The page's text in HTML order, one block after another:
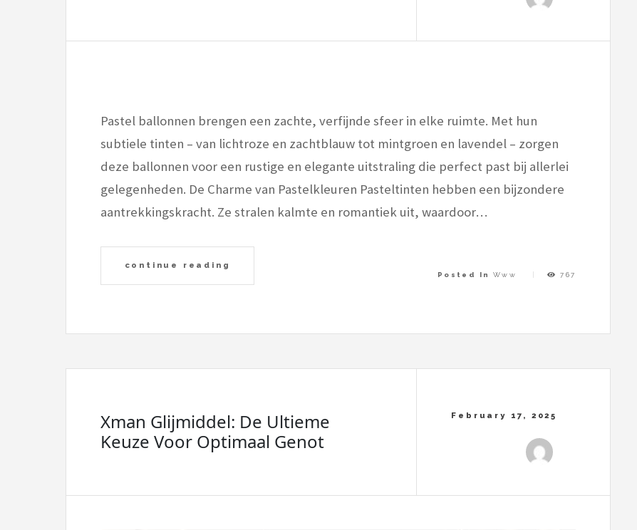
Pastel ballonnen brengen een zachte, verfijnde sfeer in elke ruimte. Met hun
subtiele tinten – van lichtroze en zachtblauw tot mintgroen en lavendel – zorgen
deze ballonnen voor een rustige en elegante uitstraling die perfect past bij allerlei
gelegenheden. De Charme van Pastelkleuren Pasteltinten hebben een bijzondere
aantrekkingskracht. Ze stralen kalmte en romantiek uit, waardoor…
continue reading
Posted In Www 767
Xman Glijmiddel: De Ultieme
Keuze Voor Optimaal Genot